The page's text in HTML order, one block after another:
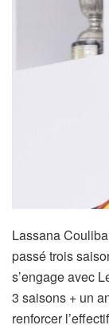
Lassana
passé trois
s’engage avec
3 saisons + un
renforcer